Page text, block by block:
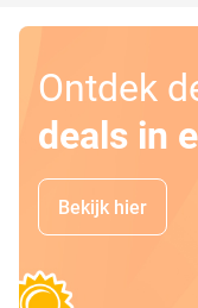
Ontdek
deals in
Bekijk hier